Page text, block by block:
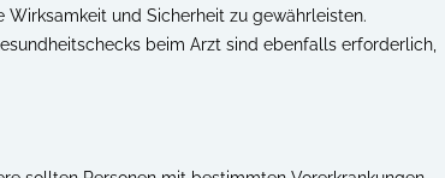
und Sicherheit zu gewährleisten.
beim Arzt sind ebenfalls erforderlich,